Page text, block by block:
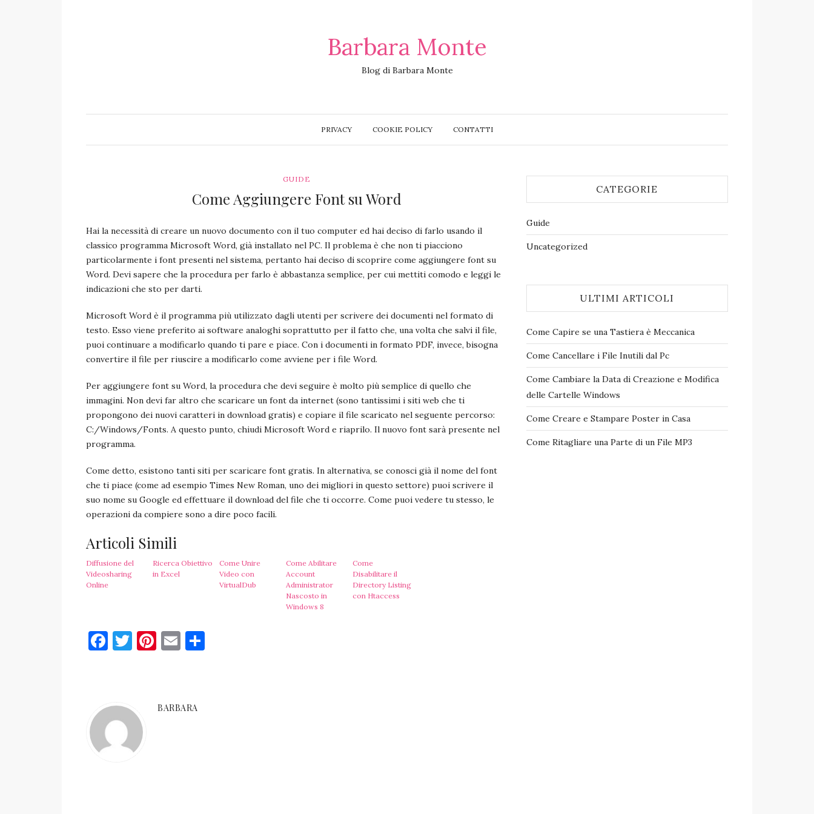
Barbara Monte
Blog di Barbara Monte
PRIVACY COOKIE POLICY CONTATTI
GUIDE
Come Aggiungere Font su Word
Hai la necessità di creare un nuovo documento con il tuo computer ed hai deciso di farlo usando il
classico programma Microsoft Word, già installato nel PC. Il problema è che non ti piacciono
particolarmente i font presenti nel sistema, pertanto hai deciso di scoprire come aggiungere font su
Word. Devi sapere che la procedura per farlo è abbastanza semplice, per cui mettiti comodo e leggi le
indicazioni che sto per darti.
Microsoft Word è il programma più utilizzato dagli utenti per scrivere dei documenti nel formato di
testo. Esso viene preferito ai software analoghi soprattutto per il fatto che, una volta che salvi il file,
puoi continuare a modificarlo quando ti pare e piace. Con i documenti in formato PDF, invece, bisogna
convertire il file per riuscire a modificarlo come avviene per i file Word.
Per aggiungere font su Word, la procedura che devi seguire è molto più semplice di quello che
immagini. Non devi far altro che scaricare un font da internet (sono tantissimi i siti web che ti
propongono dei nuovi caratteri in download gratis) e copiare il file scaricato nel seguente percorso:
C:/Windows/Fonts. A questo punto, chiudi Microsoft Word e riaprilo. Il nuovo font sarà presente nel
programma.
Come detto, esistono tanti siti per scaricare font gratis. In alternativa, se conosci già il nome del font
che ti piace (come ad esempio Times New Roman, uno dei migliori in questo settore) puoi scrivere il
suo nome su Google ed effettuare il download del file che ti occorre. Come puoi vedere tu stesso, le
operazioni da compiere sono a dire poco facili.
Articoli Simili
Diffusione del
Videosharing
Online
Ricerca Obiettivo
in Excel
Come Unire
Video con
VirtualDub
Come Abilitare
Account
Administrator
Nascosto in
Windows 8
Come
Disabilitare il
Directory Listing
con Htaccess
Facebook
Twitter
Pinterest
Email
BARBARA
CATEGORIE
Guide
Uncategorized
ULTIMI ARTICOLI
Come Capire se una Tastiera è Meccanica
Come Cancellare i File Inutili dal Pc
Come Cambiare la Data di Creazione e Modifica
delle Cartelle Windows
Come Creare e Stampare Poster in Casa
Come Ritagliare una Parte di un File MP3